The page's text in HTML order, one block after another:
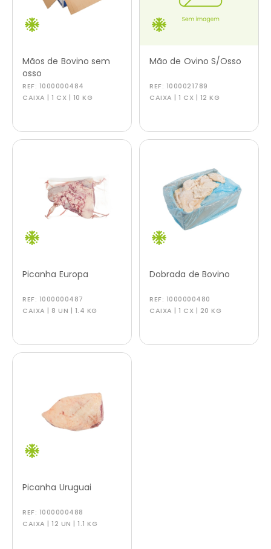
Mãos de Bovino sem
osso
REF: 1000000484
CAIXA | 1 CX | 10 KG
Mão de Ovino S/Osso
REF: 1000021789
CAIXA | 1 CX | 12 KG
Picanha Europa
REF: 1000000487
CAIXA | 8 UN | 1.4 KG
Dobrada de Bovino
REF: 1000000480
CAIXA | 1 CX | 20 KG
Picanha Uruguai
REF: 1000000488
CAIXA | 12 UN | 1.1 KG